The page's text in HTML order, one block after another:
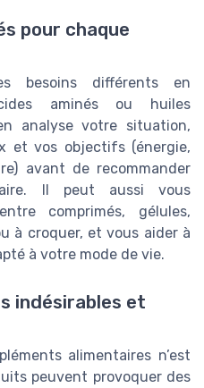
pour chaque
besoins différents en
aminés ou huiles
analyse votre situation,
et vos objectifs (énergie,
avant de recommander
Il peut aussi vous
comprimés, gélules,
à croquer, et vous aider à
à votre mode de vie.
indésirables et
alimentaires n’est
peuvent provoquer des